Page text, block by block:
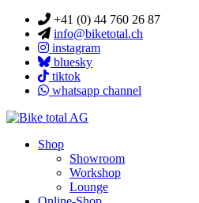
+41 (0) 44 760 26 87
info@biketotal.ch
instagram
bluesky
tiktok
whatsapp channel
Shop
Showroom
Workshop
Lounge